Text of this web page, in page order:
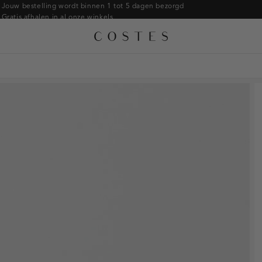
Jouw bestelling wordt binnen 1 tot 5 dagen bezorgd
Gratis afhalen in al onze winkels
Betaal zoals jij wilt: o.a. iDEAL | Wero, Riverty, Apple pay & creditcard
Armbanden
Ringen